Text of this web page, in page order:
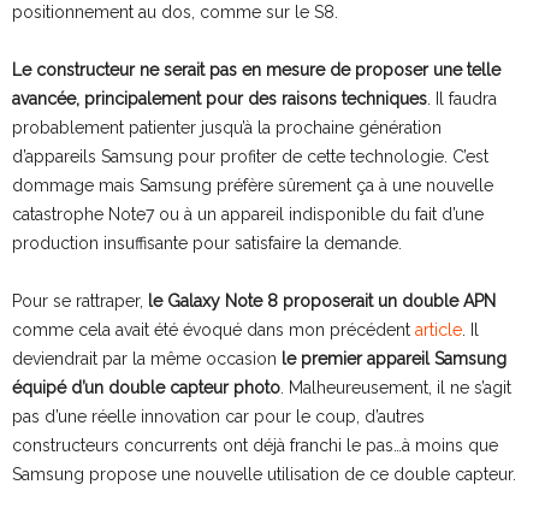
positionnement au dos, comme sur le S8.
Le constructeur ne serait pas en mesure de proposer une telle
avancée, principalement pour des raisons techniques . Il faudra
probablement patienter jusqu’à la prochaine génération
d’appareils Samsung pour profiter de cette technologie. C’est
dommage mais Samsung préfère sûrement ça à une nouvelle
catastrophe Note7 ou à un appareil indisponible du fait d’une
production insuffisante pour satisfaire la demande.
Pour se rattraper, le Galaxy Note 8 proposerait un double APN
comme cela avait été évoqué dans mon précédent article
deviendrait par la même occasion le premier appareil Samsung
équipé d’un double capteur photo . Malheureusement, il ne s’agit
pas d’une réelle innovation car pour le coup, d’autres
constructeurs concurrents ont déjà franchi le pas…à moins que
Samsung propose une nouvelle utilisation de ce double capteur.